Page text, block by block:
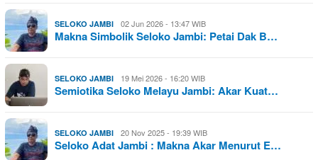
SELOKO JAMBI 02 Jun 2026 - 13:47 WIB
Makna Simbolik Seloko Jambi: Petai Dak B…
SELOKO JAMBI 19 Mei 2026 - 16:20 WIB
Semiotika Seloko Melayu Jambi: Akar Kuat…
SELOKO JAMBI 20 Nov 2025 - 19:39 WIB
Seloko Adat Jambi : Makna Akar Menurut E…